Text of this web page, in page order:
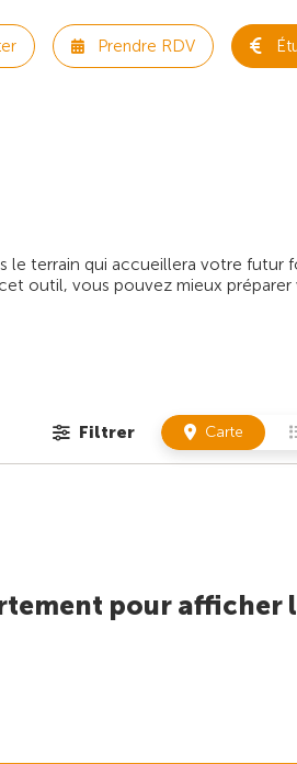
Prendre RDV
le terrain qui accueillera votre futur
outil, vous pouvez mieux
Filtrer Carte
pour afficher